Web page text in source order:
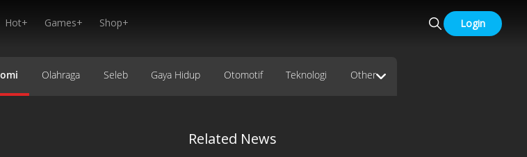
Hot+ Games+ Shop+ Login
Olahraga Seleb Gaya Hidup Otomotif Teknologi Other
Related News